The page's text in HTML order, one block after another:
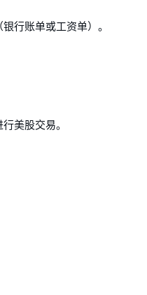
行账单或工资单）。
美股交易。